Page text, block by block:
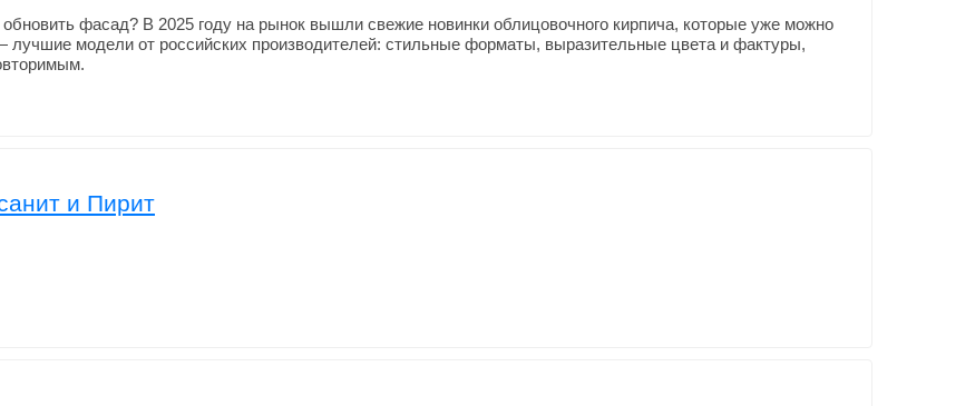
фасад? В 2025 году на рынок вышли свежие новинки облицовочного кирпича, которые уже можно
лучшие модели от российских производителей: стильные форматы, выразительные цвета и фактуры,
и Пирит